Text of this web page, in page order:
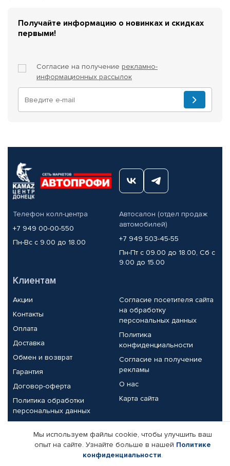
Получайте информацию о новинках и скидках
первыми!
Согласие на получение рекламно-
информационных рассылок
Телефон колл-центра
+7 949 00-00-550
Пн-Вс с 9.00 до 18.00
Автосалон (отдел продаж
автомобилей)
+7 949 503-45-55
Пн-Пт с 09.00 до 18.00, Сб с
9.00 до 15.00
Клиентам
Акции
Контакты
Оплата
Доставка
Обмен и возврат
Гарантия
Договор-оферта
Политика обработки
персональных данных
Согласие посетителя сайта
на обработку
персональных данных
Политика
конфиденциальности
Согласие на получение
рекламы
О нас
Карта сайта
Партнерам
Корпоративным клиентам
Реквизиты компании
Мы используем файлы cookie, чтобы улучшить ваш
опыт на сайте. Узнайте больше в нашей Политике
конфиденциальности.